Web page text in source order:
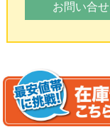
お問い合せ